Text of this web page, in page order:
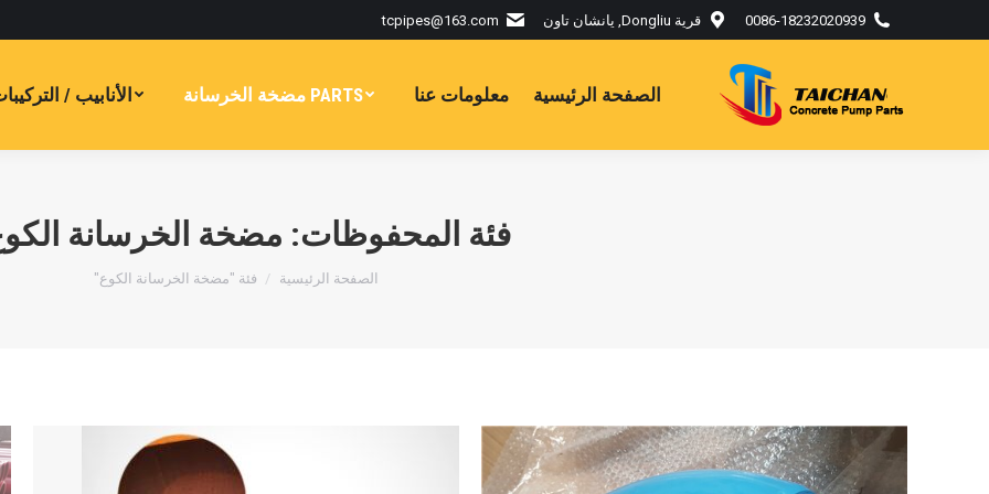
0086-18232020939 قرية Dongliu, يانشان تاون tcpipes@163.com
الصفحة الرئيسية معلومات عنا PARTS مضخة الخرسانة الأنابيب /
فئة المحفوظات: مضخة الخرسانة
أنت هنا:الصفحة الرئيسية فئة "مضخة الخرسانة الكوع"